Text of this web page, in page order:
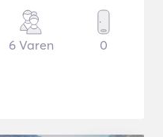
6 Varen 0